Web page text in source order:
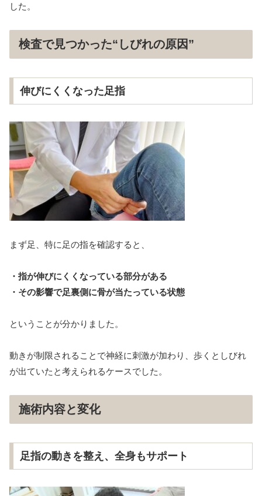
した。
検査で見つかった“しびれの原因”
伸びにくくなった足指
まず足、特に足の指を確認すると、
・指が伸びにくくなっている部分がある
・その影響で足裏側に骨が当たっている状態
ということが分かりました。
動きが制限されることで神経に刺激が加わり、歩くとしびれ
が出ていたと考えられるケースでした。
施術内容と変化
足指の動きを整え、全身もサポート